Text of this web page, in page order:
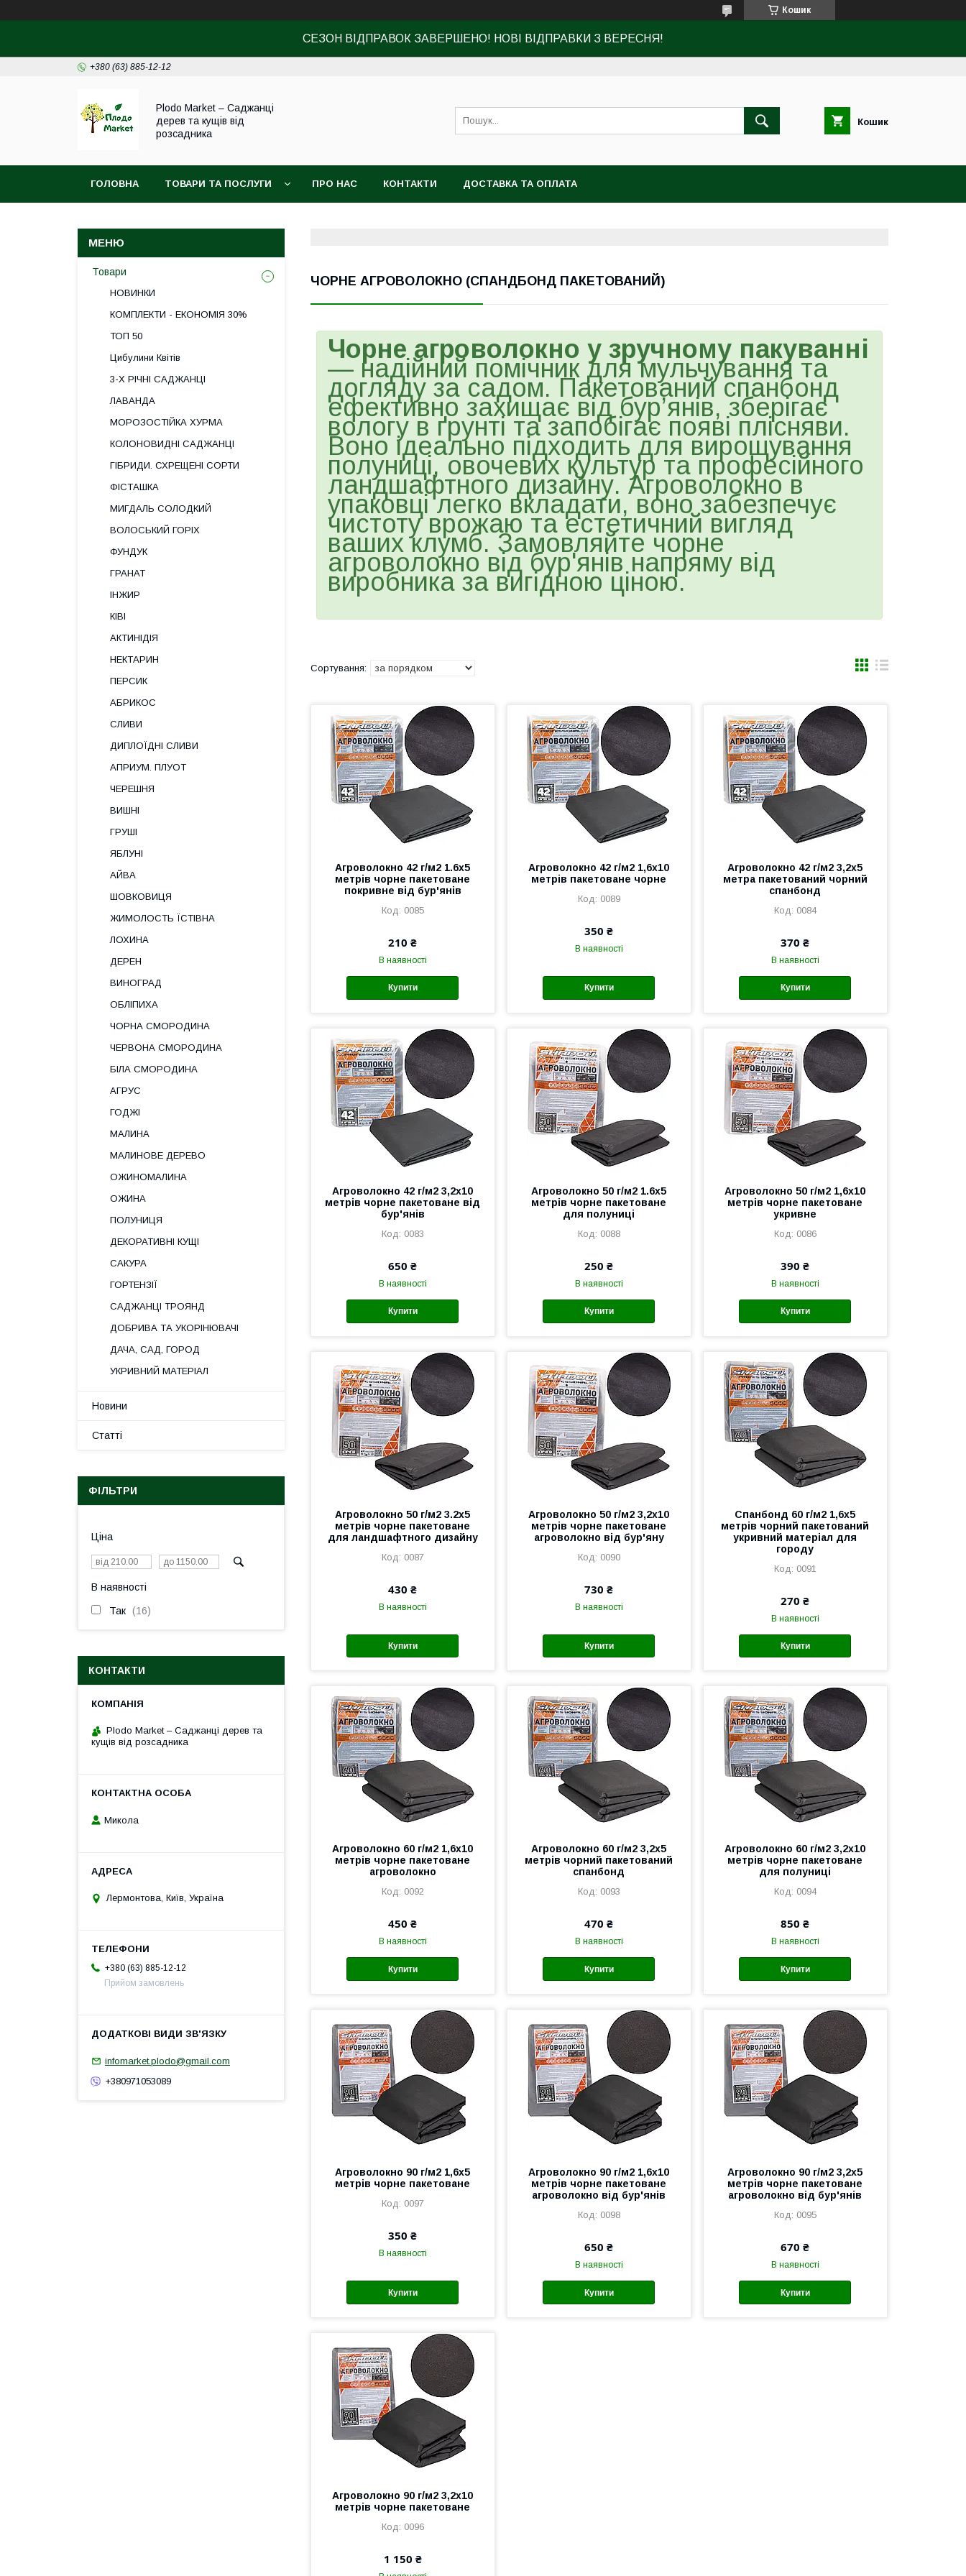
Кошик
СЕЗОН ВІДПРАВОК ЗАВЕРШЕНО! НОВІ ВІДПРАВКИ З ВЕРЕСНЯ!
+380 (63) 885-12-12
Plodo Market – Саджанці
дерев та кущів від
розсадника
Кошик
ГОЛОВНА ТОВАРИ ТА ПОСЛУГИ ПРО НАС КОНТАКТИ ДОСТАВКА ТА ОПЛАТА
ЧОРНЕ АГРОВОЛОКНО (СПАНДБОНД ПАКЕТОВАНИЙ)
Чорне агроволокно у зручному пакуванні
— надійний помічник для мульчування та
догляду за садом. Пакетований спанбонд
ефективно захищає від бур’янів, зберігає
вологу в ґрунті та запобігає появі плісняви.
Воно ідеально підходить для вирощування
полуниці, овочевих культур та професійного
ландшафтного дизайну. Агроволокно в
упаковці легко вкладати, воно забезпечує
чистоту врожаю та естетичний вигляд
ваших клумб. Замовляйте чорне
агроволокно від бур'янів напряму від
виробника за вигідною ціною.
Агроволокно 42 г/м2 1.6х5
метрів чорне пакетоване
покривне від бур'янів
0085
210 ₴
В наявності
Купити
Агроволокно 42 г/м2 1,6х10
метрів пакетоване чорне
0089
350 ₴
В наявності
Купити
Агроволокно 42 г/м2 3,2х5
метра пакетований чорний
спанбонд
0084
370 ₴
В наявності
Купити
Агроволокно 42 г/м2 3,2х10
метрів чорне пакетоване від
бур'янів
0083
650 ₴
В наявності
Купити
Агроволокно 50 г/м2 1.6х5
метрів чорне пакетоване
для полуниці
0088
250 ₴
В наявності
Купити
Агроволокно 50 г/м2 1,6х10
метрів чорне пакетоване
укривне
0086
390 ₴
В наявності
Купити
Агроволокно 50 г/м2 3.2х5
метрів чорне пакетоване
для ландшафтного дизайну
0087
430 ₴
В наявності
Купити
Агроволокно 50 г/м2 3,2х10
метрів чорне пакетоване
агроволокно від бур'яну
0090
730 ₴
В наявності
Купити
Спанбонд 60 г/м2 1,6х5
метрів чорний пакетований
укривний матеріал для
городу
0091
270 ₴
В наявності
Купити
Агроволокно 60 г/м2 1,6х10
метрів чорне пакетоване
агроволокно
0092
450 ₴
В наявності
Купити
Агроволокно 60 г/м2 3,2х5
метрів чорний пакетований
спанбонд
0093
470 ₴
В наявності
Купити
Агроволокно 60 г/м2 3,2х10
метрів чорне пакетоване
для полуниці
0094
850 ₴
В наявності
Купити
Агроволокно 90 г/м2 1,6х5
метрів чорне пакетоване
0097
350 ₴
В наявності
Купити
Агроволокно 90 г/м2 1,6х10
метрів чорне пакетоване
агроволокно від бур'янів
0098
650 ₴
В наявності
Купити
Агроволокно 90 г/м2 3,2х5
метрів чорне пакетоване
агроволокно від бур'янів
0095
670 ₴
В наявності
Купити
Агроволокно 90 г/м2 3,2х10
метрів чорне пакетоване
0096
1 150 ₴
Товари
НОВИНКИ
КОМПЛЕКТИ - ЕКОНОМІЯ 30%
ТОП 50
Цибулини Квітів
3-Х РІЧНІ САДЖАНЦІ
ЛАВАНДА
МОРОЗОСТІЙКА ХУРМА
КОЛОНОВИДНІ САДЖАНЦІ
ГІБРИДИ. СХРЕЩЕНІ СОРТИ
ФІСТАШКА
МИГДАЛЬ СОЛОДКИЙ
ВОЛОСЬКИЙ ГОРІХ
ФУНДУК
ГРАНАТ
ІНЖИР
КІВІ
АКТИНІДІЯ
НЕКТАРИН
ПЕРСИК
АБРИКОС
СЛИВИ
ДИПЛОЇДНІ СЛИВИ
АПРИУМ. ПЛУОТ
ЧЕРЕШНЯ
ВИШНІ
ГРУШІ
ЯБЛУНІ
АЙВА
ШОВКОВИЦЯ
ЖИМОЛОСТЬ ЇСТІВНА
ЛОХИНА
ДЕРЕН
ВИНОГРАД
ОБЛІПИХА
ЧОРНА СМОРОДИНА
ЧЕРВОНА СМОРОДИНА
БІЛА СМОРОДИНА
АГРУС
ГОДЖІ
МАЛИНА
МАЛИНОВЕ ДЕРЕВО
ОЖИНОМАЛИНА
ОЖИНА
ПОЛУНИЦЯ
ДЕКОРАТИВНІ КУЩІ
САКУРА
ГОРТЕНЗІЇ
САДЖАНЦІ ТРОЯНД
ДОБРИВА ТА УКОРІНЮВАЧІ
ДАЧА, САД, ГОРОД
УКРИВНИЙ МАТЕРІАЛ
Новини
Статті
ФІЛЬТРИ
Ціна
В наявності
Так 16
КОНТАКТИ
Plodo Market – Саджанці дерев та
кущів від розсадника
Микола
Лермонтова, Київ, Україна
+380 (63) 885-12-12
Прийом замовлень
infomarket.plodo@gmail.com
+380971053089